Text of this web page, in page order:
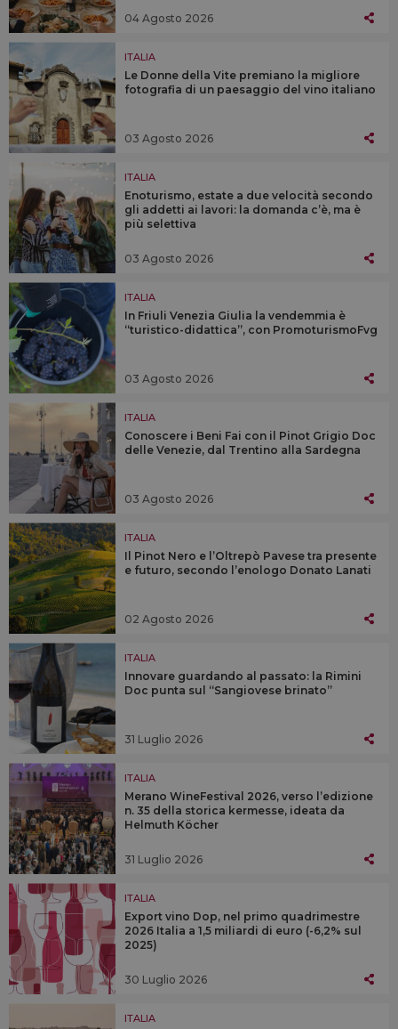
04 Agosto 2026
ITALIA
Le Donne della Vite premiano la migliore
fotografia di un paesaggio del vino italiano
03 Agosto 2026
ITALIA
Enoturismo, estate a due velocità secondo
gli addetti ai lavori: la domanda c’è, ma è
più selettiva
03 Agosto 2026
ITALIA
In Friuli Venezia Giulia la vendemmia è
“turistico-didattica”, con PromoturismoFvg
03 Agosto 2026
ITALIA
Conoscere i Beni Fai con il Pinot Grigio Doc
delle Venezie, dal Trentino alla Sardegna
03 Agosto 2026
ITALIA
Il Pinot Nero e l’Oltrepò Pavese tra presente
e futuro, secondo l’enologo Donato Lanati
02 Agosto 2026
ITALIA
Innovare guardando al passato: la Rimini
Doc punta sul “Sangiovese brinato”
31 Luglio 2026
ITALIA
Merano WineFestival 2026, verso l’edizione
n. 35 della storica kermesse, ideata da
Helmuth Köcher
31 Luglio 2026
ITALIA
Export vino Dop, nel primo quadrimestre
2026 Italia a 1,5 miliardi di euro (-6,2% sul
2025)
30 Luglio 2026
ITALIA